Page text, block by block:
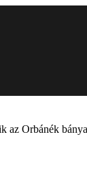
Orbánék